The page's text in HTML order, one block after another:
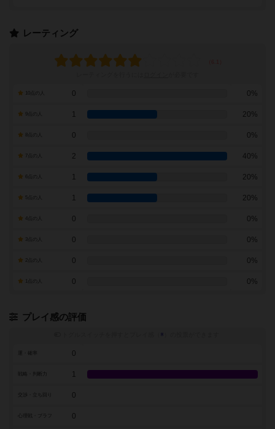
レーティング
0 0%
1 20%
0 0%
7点の人 2 40%
1 20%
1 20%
0 0%
0 0%
0 0%
0 0%
プレイ感の評価
※
0
戦略・判断力 1
0
0